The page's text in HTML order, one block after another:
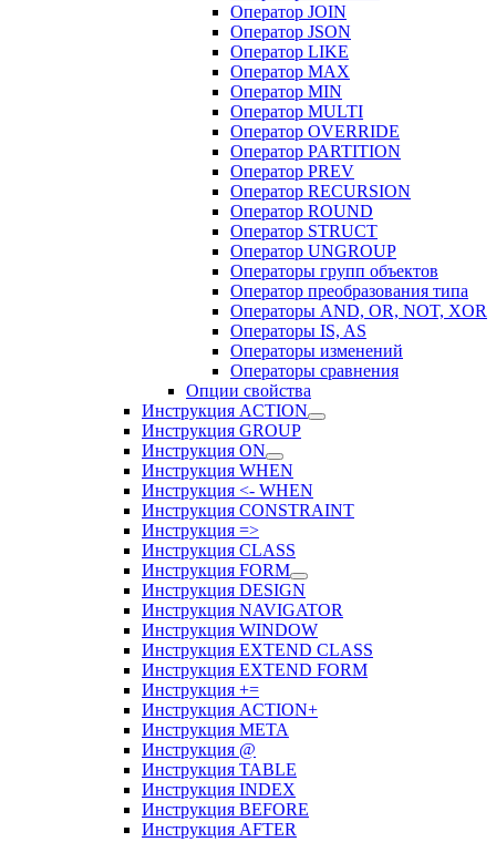
Оператор JOIN
Оператор JSON
Оператор LIKE
Оператор MAX
Оператор MIN
Оператор MULTI
Оператор OVERRIDE
Оператор PARTITION
Оператор PREV
Оператор RECURSION
Оператор ROUND
Оператор STRUCT
Оператор UNGROUP
Операторы групп объектов
Оператор преобразования типа
Операторы AND, OR, NOT, XOR
Операторы IS, AS
Операторы изменений
Операторы сравнения
Опции свойства
Инструкция ACTION
Инструкция GROUP
Инструкция ON
Инструкция WHEN
Инструкция <- WHEN
Инструкция CONSTRAINT
Инструкция =>
Инструкция CLASS
Инструкция FORM
Инструкция DESIGN
Инструкция NAVIGATOR
Инструкция WINDOW
Инструкция EXTEND CLASS
Инструкция EXTEND FORM
Инструкция +=
Инструкция ACTION+
Инструкция META
Инструкция @
Инструкция TABLE
Инструкция INDEX
Инструкция BEFORE
Инструкция AFTER